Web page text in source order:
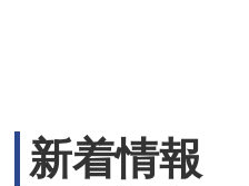
新着情報